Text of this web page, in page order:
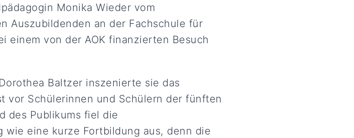
Monika Wieder vom
Auszubildenden an der Fachschule für
einem von der AOK finanzierten Besuch
Baltzer inszenierte sie das
vor Schülerinnen und Schülern der fünften
des Publikums fiel die
wie eine kurze Fortbildung aus, denn die